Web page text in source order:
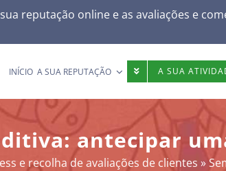
reputação online e as avaliações e
INÍCIO A SUA REPUTAÇÃO A SUA
antecipar
e recolha de avaliações de clientes »